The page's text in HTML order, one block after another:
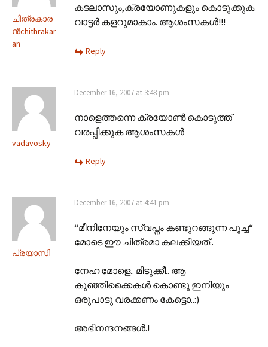
ചിത്രകാര
ന്‍chithrakar
an
കടലാസും,ക്രയോണുകളും കൊടുക്കുക.
വാട്ടര്‍ കളറുമാകാം. ആശംസകള്‍!!!
Reply
vadavosky
December 16, 2007 at 3:48 pm
നാളെത്തന്നെ ക്രയോണ്‍ കൊടുത്ത്‌
വരപ്പിക്കുക.ആശംസകള്‍
Reply
പ്രയാസി
December 16, 2007 at 4:41 pm
“മീനിനേയും സ്വപ്നം കണ്ടുറങ്ങുന്ന പൂച്ച“
മോടെ ഈ ചിത്രമാ കലക്കിയത്..
നേഹ മോളെ.. മിടുക്കീ.. ആ
കുഞ്ഞിക്കൈകള്‍ കൊണ്ടു ഇനിയും
ഒരുപാടു വരക്കണം കേട്ടൊ..:)
അഭിനന്ദനങ്ങള്‍.!